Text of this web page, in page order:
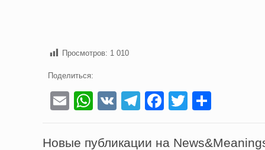
Просмотров: 1 010
Поделиться:
EmailWhatsApp
VK Telegram
Facebook
Twitter
Новые публикации на